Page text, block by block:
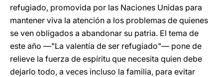
refugiado, promovida por las Naciones Unidas para
mantener viva la atención a los problemas de quienes
se ven obligados a abandonar su patria. El tema de
este año ―"La valentía de ser refugiado"― pone de
relieve la fuerza de espíritu que necesita quien debe
dejarlo todo, a veces incluso la familia, para evitar